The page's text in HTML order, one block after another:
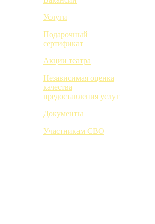
Услуги
Подарочный
сертификат
Акции театра
Независимая оценка
качества
предоставления услуг
Документы
Участникам СВО